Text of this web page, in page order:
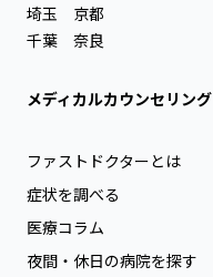
埼玉
千葉
京都
奈良
メディカルカウンセリング
ファストドクターとは
症状を調べる
医療コラム
夜間・休日の病院を探す